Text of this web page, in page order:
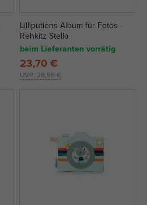
Lilliputiens Album für Fotos -
Rehkitz Stella
beim Lieferanten vorrätig
UVP: 28,99 €
23,70 €